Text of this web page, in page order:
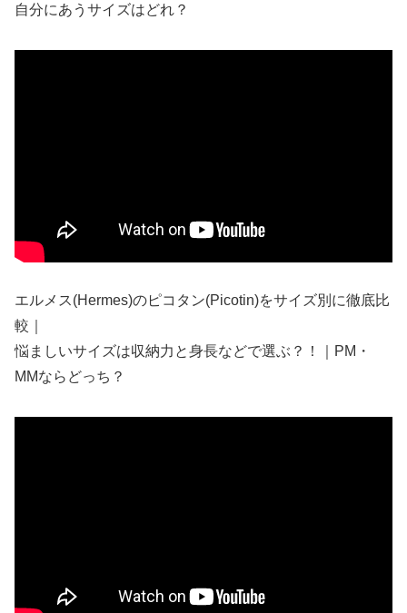
自分にあうサイズはどれ？
エルメス(Hermes)のピコタン(Picotin)をサイズ別に徹底比
較｜
悩ましいサイズは収納力と身長などで選ぶ？！｜PM・
MMならどっち？